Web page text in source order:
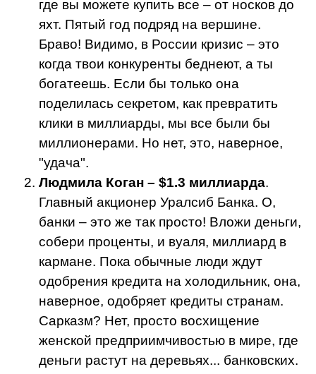
где вы можете купить все – от носков до
яхт. Пятый год подряд на вершине.
Браво! Видимо, в России кризис – это
когда твои конкуренты беднеют, а ты
богатеешь. Если бы только она
поделилась секретом, как превратить
клики в миллиарды, мы все были бы
миллионерами. Но нет, это, наверное,
"удача".
Людмила Коган – $1.3 миллиарда.
Главный акционер Уралсиб Банка. О,
банки – это же так просто! Вложи деньги,
собери проценты, и вуаля, миллиард в
кармане. Пока обычные люди ждут
одобрения кредита на холодильник, она,
наверное, одобряет кредиты странам.
Сарказм? Нет, просто восхищение
женской предприимчивостью в мире, где
деньги растут на деревьях... банковских.